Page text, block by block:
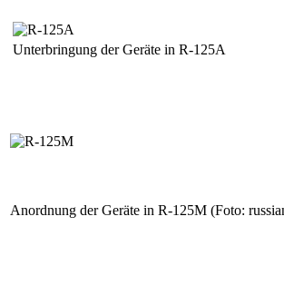
Unterbringung der Geräte in R-125A
Anordnung der Geräte in R-125M (Foto: